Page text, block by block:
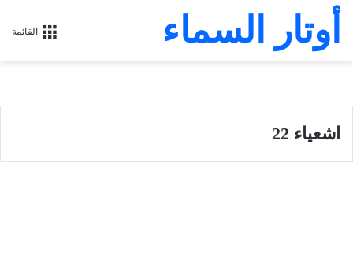
القائمة أوتار السماء
اشعياء 22